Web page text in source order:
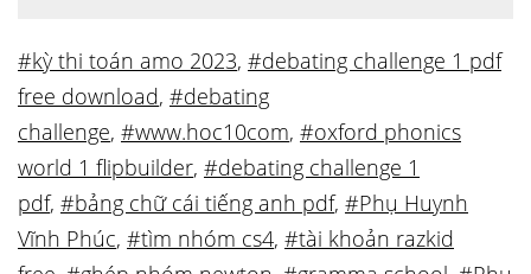
#kỳ thi toán amo 2023, #debating challenge 1 pdf
free download, #debating
challenge, #www.hoc10com, #oxford phonics
world 1 flipbuilder, #debating challenge 1
pdf, #bảng chữ cái tiếng anh pdf, #Phụ Huynh
Vĩnh Phúc, #tìm nhóm cs4, #tài khoản razkid